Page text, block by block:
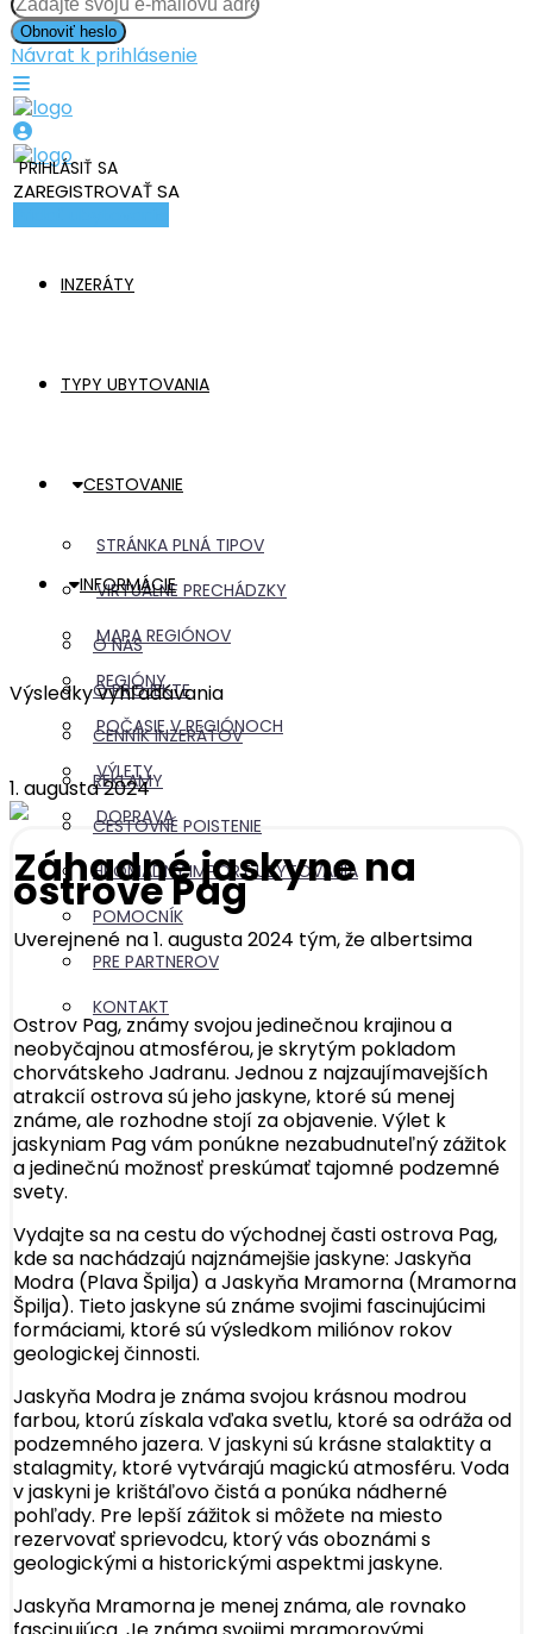
Obnoviť heslo
Návrat k prihlásenie
PRIHLÁSIŤ SA
ZAREGISTROVAŤ SA
INZERÁTY
TYPY UBYTOVANIA
CESTOVANIE
STRÁNKA PLNÁ TIPOV
VIRTUÁLNE PRECHÁDZKY
MAPA REGIÓNOV
REGIÓNY
POČASIE V REGIÓNOCH
VÝLETY
DOPRAVA
INFORMÁCIE
O NÁS
O PROJEKTE
CENNÍK INZERÁTOV
REKLAMY
CESTOVNÉ POISTENIE
HROMADNÝ IMPORT UBYTOVANIA
POMOCNÍK
PRE PARTNEROV
KONTAKT
Výsledky vyhľadávania
1. augusta 2024
Záhadné jaskyne na
ostrove Pag
Uverejnené na 1. augusta 2024 tým, žealbertsima
Ostrov Pag, známy svojou jedinečnou krajinou a
neobyčajnou atmosférou, je skrytým pokladom
chorvátskeho Jadranu. Jednou z najzaujímavejších
atrakcií ostrova sú jeho jaskyne, ktoré sú menej
známe, ale rozhodne stojí za objavenie. Výlet k
jaskyniam Pag vám ponúkne nezabudnuteľný zážitok
a jedinečnú možnosť preskúmať tajomné podzemné
svety.
Vydajte sa na cestu do východnej časti ostrova Pag,
kde sa nachádzajú najznámejšie jaskyne: Jaskyňa
Modra (Plava Špilja) a Jaskyňa Mramorna (Mramorna
Špilja). Tieto jaskyne sú známe svojimi fascinujúcimi
formáciami, ktoré sú výsledkom miliónov rokov
geologickej činnosti.
Jaskyňa Modra je známa svojou krásnou modrou
farbou, ktorú získala vďaka svetlu, ktoré sa odráža od
podzemného jazera. V jaskyni sú krásne stalaktity a
stalagmity, ktoré vytvárajú magickú atmosféru. Voda
v jaskyni je krištáľovo čistá a ponúka nádherné
pohľady. Pre lepší zážitok si môžete na miesto
rezervovať sprievodcu, ktorý vás oboznámi s
geologickými a historickými aspektmi jaskyne.
Jaskyňa Mramorna je menej známa, ale rovnako